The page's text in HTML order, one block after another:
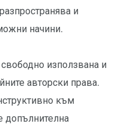
и
начини.
използвана и
авторски права.
към
допълнителна